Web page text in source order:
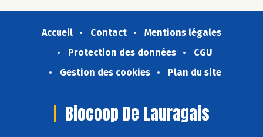
Accueil Contact
Mentions légales
Protection des données
CGU
Gestion des cookies
Plan du site
Biocoop De Lauragais